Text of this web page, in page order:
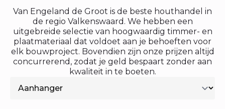
Van Engeland de Groot is de beste houthandel in
de regio Valkenswaard. We hebben een
uitgebreide selectie van hoogwaardig timmer- en
plaatmateriaal dat voldoet aan je behoeften voor
elk bouwproject. Bovendien zijn onze prijzen altijd
concurrerend, zodat je geld bespaart zonder aan
kwaliteit in te boeten.